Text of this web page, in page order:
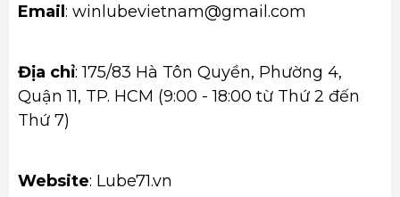
Email: winlubevietnam@gmail.com
Địa chỉ: 175/83 Hà Tôn Quyền, Phường 4,
Quận 11, TP. HCM (9:00 - 18:00 từ Thứ 2 đến
Thứ 7)
Website: Lube71.vn